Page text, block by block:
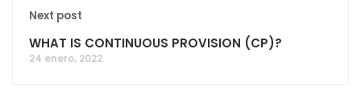
Next post
WHAT IS CONTINUOUS PROVISION (CP)?
24 enero, 2022